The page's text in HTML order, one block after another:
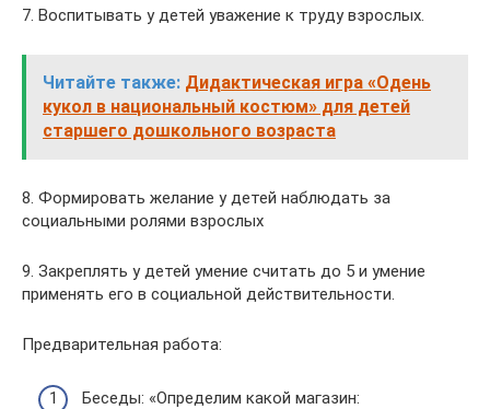
7. Воспитывать у детей уважение к труду взрослых.
Читайте также: Дидактическая игра «Одень
кукол в национальный костюм» для детей
старшего дошкольного возраста
8. Формировать желание у детей наблюдать за
социальными ролями взрослых
9. Закреплять у детей умение считать до 5 и умение
применять его в социальной действительности.
Предварительная работа:
Беседы: «Определим какой магазин: